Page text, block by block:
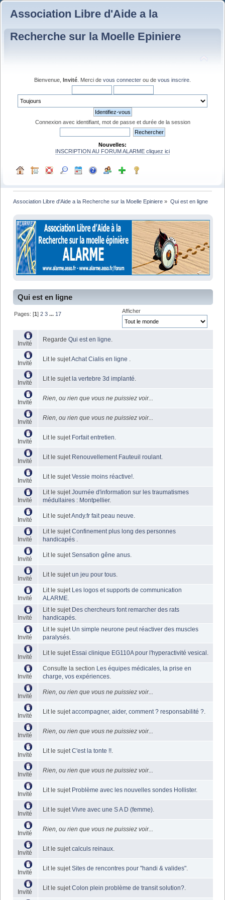
Association Libre d'Aide a la
Recherche sur la Moelle Epiniere
Bienvenue, Invité . Merci de vous connecter ou de vous inscrire
Connexion avec identifiant, mot de passe et durée de la session
Nouvelles:
INSCRIPTION AU FORUM ALARME cliquez ici
Association Libre d'Aide a la Recherche sur la Moelle Epiniere » Qui est en ligne
Qui est en ligne
Pages: [1]2 3 ... 17
Afficher
Invité
Regarde Qui est en ligne.
Invité
Lit le sujetAchat Cialis en ligne .
Invité
Lit le sujet la vertebre 3d implanté.
Invité
Rien, ou rien que vous ne puissiez voir...
Invité
Rien, ou rien que vous ne puissiez voir...
Invité
Lit le sujet Forfait entretien.
Invité
Lit le sujet Renouvellement Fauteuil roulant.
Invité
Lit le sujetVessie moins réactive!.
Invité
Lit le sujetJournée d'information sur les traumatismes
médullaires : Montpellier.
Invité
Lit le sujetAndy.fr fait peau neuve.
Invité
Lit le sujetConfinement plus long des personnes
handicapés .
Invité
Lit le sujetSensation gêne anus.
Invité
Lit le sujetun jeu pour tous.
Invité
Lit le sujet Les logos et supports de communication
ALARME.
Invité
Lit le sujet Des chercheurs font remarcher des rats
handicapés.
Invité
Lit le sujet Un simple neurone peut réactiver des muscles
paralysés.
Invité
Lit le sujet Essai clinique EG110A pour l'hyperactivité vesical .
Invité
Consulte la section Les équipes médicales, la prise en
charge, vos expériences.
Invité
Rien, ou rien que vous ne puissiez voir...
Invité
Lit le sujetaccompagner, aider, comment ? responsabilité ?.
Invité
Rien, ou rien que vous ne puissiez voir...
Invité
Lit le sujetC'est la tonte !!.
Invité
Rien, ou rien que vous ne puissiez voir...
Invité
Lit le sujet Problème avec les nouvelles sondes Hollister.
Invité
Lit le sujetVivre avec une S A D (femme).
Invité
Rien, ou rien que vous ne puissiez voir...
Invité
Lit le sujetcalculs reinaux.
Invité
Lit le sujetSites de rencontres pour "handi & valides".
Invité
Lit le sujetColon plein problème de transit solution?.